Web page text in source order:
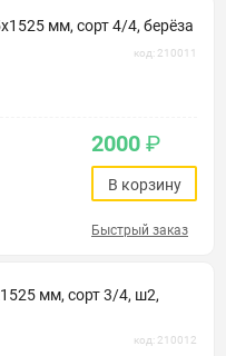
мм, сорт 4/4, берёза
код: 210011
2000 ₽
В корзину
Быстрый заказ
мм, сорт 3/4, ш2,
код: 210012